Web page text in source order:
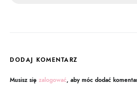
DODAJ KOMENTARZ
Musisz się zalogować, aby móc dodać